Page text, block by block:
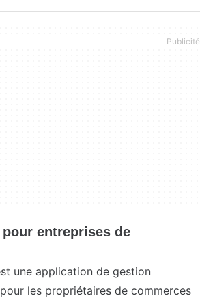
entreprises de
une application de gestion
les propriétaires de commerces